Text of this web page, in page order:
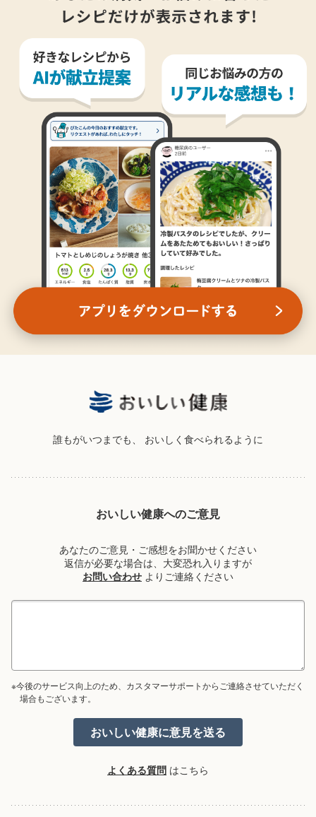
誰もがいつまでも、 おいしく食べられるように
おいしい健康へのご意見
あなたのご意見・ご感想をお聞かせください
返信が必要な場合は、大変恐れ入りますが
お問い合わせ よりご連絡ください
※今後のサービス向上のため、カスタマーサポートからご連絡させていただく
場合もございます。
よくある質問 はこちら